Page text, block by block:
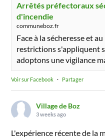
Arrêtés préfectoraux
d'incendie
communeboz.fr
Face à la sécheresse et
restrictions s'appliquent
adoptons une vigilance
Voir sur Facebook · Partager
Village de Boz
3 weeks ago
L'expérience récente de la